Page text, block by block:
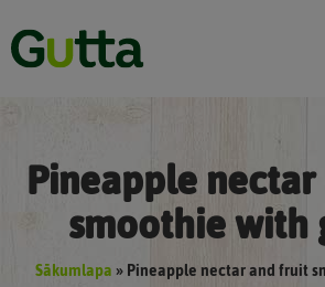
Pineapple
smoothie with
Sākumlapa»Pineapple nectar and fruit